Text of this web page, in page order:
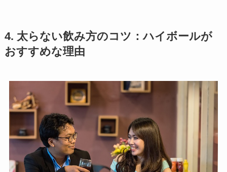
4. 太らない飲み方のコツ：ハイボールが
おすすめな理由